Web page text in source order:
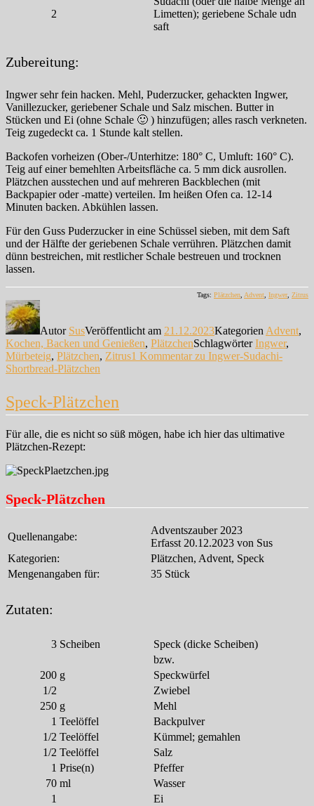
2
Limetten); geriebene Schale udn
saft
Zubereitung:
Ingwer sehr fein hacken. Mehl, Puderzucker, gehackten Ingwer,
Vanillezucker, geriebener Schale und Salz mischen. Butter in
Stücken und Ei (ohne Schale 🙂 ) hinzufügen; alles rasch verkneten.
Teig zugedeckt ca. 1 Stunde kalt stellen.
Backofen vorheizen (Ober-/Unterhitze: 180° C, Umluft: 160° C).
Teig auf einer bemehlten Arbeitsfläche ca. 5 mm dick ausrollen.
Plätzchen ausstechen und auf mehreren Backblechen (mit
Backpapier oder -matte) verteilen. Im heißen Ofen ca. 12-14
Minuten backen. Abkühlen lassen.
Für den Guss Puderzucker in eine Schüssel sieben, mit dem Saft
und der Hälfte der geriebenen Schale verrühren. Plätzchen damit
dünn bestreichen, mit restlicher Schale bestreuen und trocknen
lassen.
Tags: Plätzchen, Advent, Ingwer, Zitrus
Autor SusVeröffentlicht am 21.12.2023Kategorien Advent,
Kochen, Backen und Genießen, PlätzchenSchlagwörterIngwer,
Mürbeteig, Plätzchen, Zitrus1 Kommentarzu Ingwer-Sudachi-
Shortbread-Plätzchen
Speck-Plätzchen
Für alle, die es nicht so süß mögen, habe ich hier das ultimative
Plätzchen-Rezept:
Speck-Plätzchen
Quellenangabe:
Adventszauber 2023
Erfasst 20.12.2023 von Sus
Kategorien:
Plätzchen, Advent, Speck
Mengenangaben für:
35 Stück
Zutaten:
3 Scheiben
Speck (dicke Scheiben)
bzw.
200 g
Speckwürfel
1/2
Zwiebel
250 g
Mehl
1 Teelöffel
Backpulver
1/2 Teelöffel
Kümmel; gemahlen
1/2 Teelöffel
Salz
1 Prise(n)
Pfeffer
70 ml
Wasser
1
Ei